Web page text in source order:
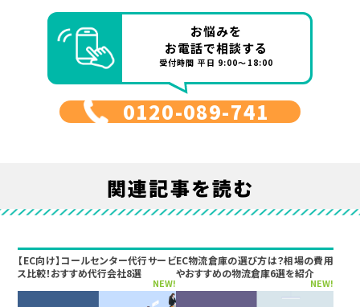
お悩みを
お電話で相談する
受付時間 平日 9:00～18:00
0120-089-741
関連記事を読む
【EC向け】コールセンター代行サービ
ス比較！おすすめ代行会社8選
NEW!
EC物流倉庫の選び方は？相場の費用
やおすすめの物流倉庫6選を紹介
NEW!